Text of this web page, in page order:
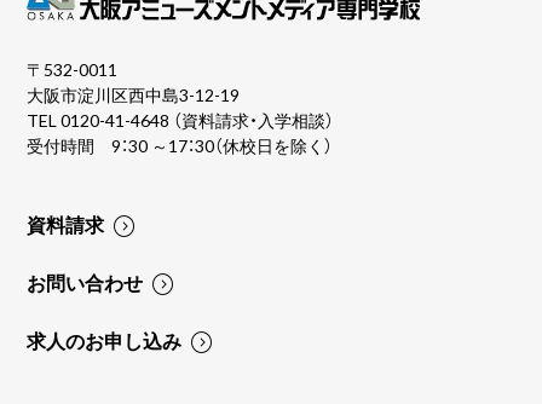
〒532-0011
大阪市淀川区西中島3-12-19
TEL0120-41-4648 （資料請求・入学相談）
受付時間 9：30 ～17：30（休校日を除く）
資料請求
お問い合わせ
求人のお申し込み